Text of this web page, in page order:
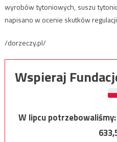
wyrobów tytoniowych, suszu
napisano w ocenie skutków
/dorzeczy.pl/
Wspieraj
W lipcu potrzebowaliśmy: